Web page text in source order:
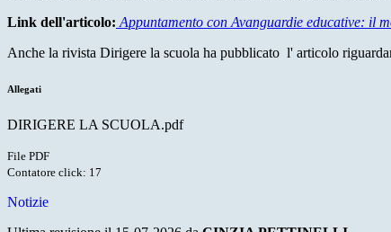
Link dell'articolo: Appuntamento con Avanguardie educative: il
Anche la rivista Dirigere la scuola ha pubblicato l' articolo
Allegati
DIRIGERE LA SCUOLA.pdf
File PDF
Contatore click: 17
Notizie